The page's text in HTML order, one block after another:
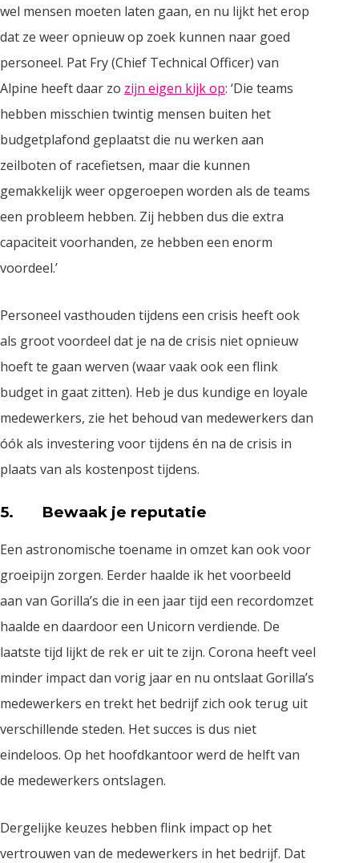
wel mensen moeten laten gaan, en nu lijkt het erop
dat ze weer opnieuw op zoek kunnen naar goed
personeel. Pat Fry (Chief Technical Officer) van
Alpine heeft daar zo zijn eigen kijk op: ‘Die teams
hebben misschien twintig mensen buiten het
budgetplafond geplaatst die nu werken aan
zeilboten of racefietsen, maar die kunnen
gemakkelijk weer opgeroepen worden als de teams
een probleem hebben. Zij hebben dus die extra
capaciteit voorhanden, ze hebben een enorm
voordeel.’
Personeel vasthouden tijdens een crisis heeft ook
als groot voordeel dat je na de crisis niet opnieuw
hoeft te gaan werven (waar vaak ook een flink
budget in gaat zitten). Heb je dus kundige en loyale
medewerkers, zie het behoud van medewerkers dan
óók als investering voor tijdens én na de crisis in
plaats van als kostenpost tijdens.
5. Bewaak je reputatie
Een astronomische toename in omzet kan ook voor
groeipijn zorgen. Eerder haalde ik het voorbeeld
aan van Gorilla’s die in een jaar tijd een recordomzet
haalde en daardoor een Unicorn verdiende. De
laatste tijd lijkt de rek er uit te zijn. Corona heeft veel
minder impact dan vorig jaar en nu ontslaat Gorilla’s
medewerkers en trekt het bedrijf zich ook terug uit
verschillende steden. Het succes is dus niet
eindeloos. Op het hoofdkantoor werd de helft van
de medewerkers ontslagen.
Dergelijke keuzes hebben flink impact op het
vertrouwen van de medewerkers in het bedrijf. Dat